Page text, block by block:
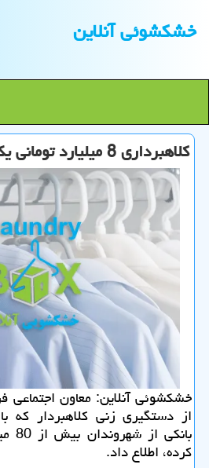
خشكشوئی آنلاین
كلاهبرداری 8 میلیارد تومانی یك زن از 80 نفر
خشكشوئی آنلاین: معاون اجتماعی
از دستگیری زنی كلاهبردار كه
كرده، اطلاع داد.